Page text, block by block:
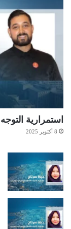
استمرارية
8 أكتوبر 2025